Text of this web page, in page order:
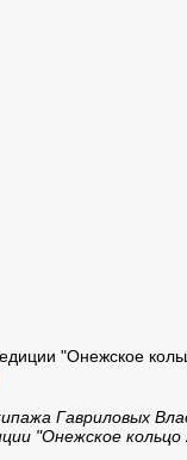
"Онежское
Гавриловых
"Онежское кольцо